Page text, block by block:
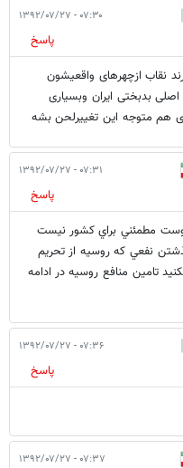
۰۷:۳۰ - ۱۳۹۲/۰۷/۲۷
پاسخ
نقاب ازچهرهای واقعیشون
بدبختی ایران وبسیاری
هم متوجه این تغییرلحن بشه
۰۷:۳۱ - ۱۳۹۲/۰۷/۲۷
پاسخ
مطمئني براي کشور نيست
نفعي که روسيه از تحريم
تامين منافع روسيه در ادامه
۰۷:۳۶ - ۱۳۹۲/۰۷/۲۷
پاسخ
۰۷:۳۷ - ۱۳۹۲/۰۷/۲۷